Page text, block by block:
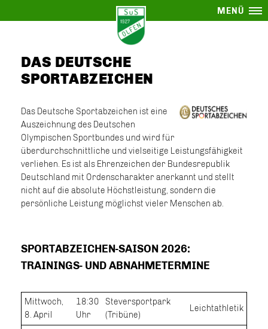
MENÜ
DAS DEUTSCHE
SPORTABZEICHEN
Das Deutsche Sportabzeichen ist eine
Auszeichnung des Deutschen
Olympischen Sportbundes und wird für
überdurchschnittliche und vielseitige Leistungsfähigkeit
verliehen. Es ist als Ehrenzeichen der Bundesrepublik
Deutschland mit Ordenscharakter anerkannt und stellt
nicht auf die absolute Höchstleistung, sondern die
persönliche Leistung möglichst vieler Menschen ab.
SPORTABZEICHEN-SAISON 2026:
TRAININGS- UND ABNAHMETERMINE
Mittwoch,
8. April
18:30
Uhr
Steversportpark
(Tribüne)
Leichtathletik